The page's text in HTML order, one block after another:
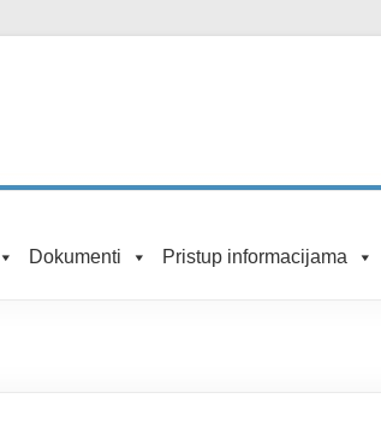
Dokumenti Pristup informacijama